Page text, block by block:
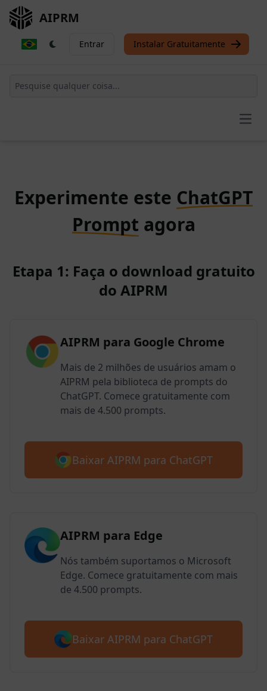
AIPRM
Entrar Instalar Gratuitamente
Experimente este ChatGPT
Prompt agora
Etapa 1: Faça o download gratuito
do AIPRM
AIPRM para Google Chrome
Mais de 2 milhões de usuários amam o
AIPRM pela biblioteca de prompts do
ChatGPT. Comece gratuitamente com
mais de 4.500 prompts.
Baixar AIPRM para ChatGPT
AIPRM para Edge
Nós também suportamos o Microsoft
Edge. Comece gratuitamente com mais
de 4.500 prompts.
Baixar AIPRM para ChatGPT